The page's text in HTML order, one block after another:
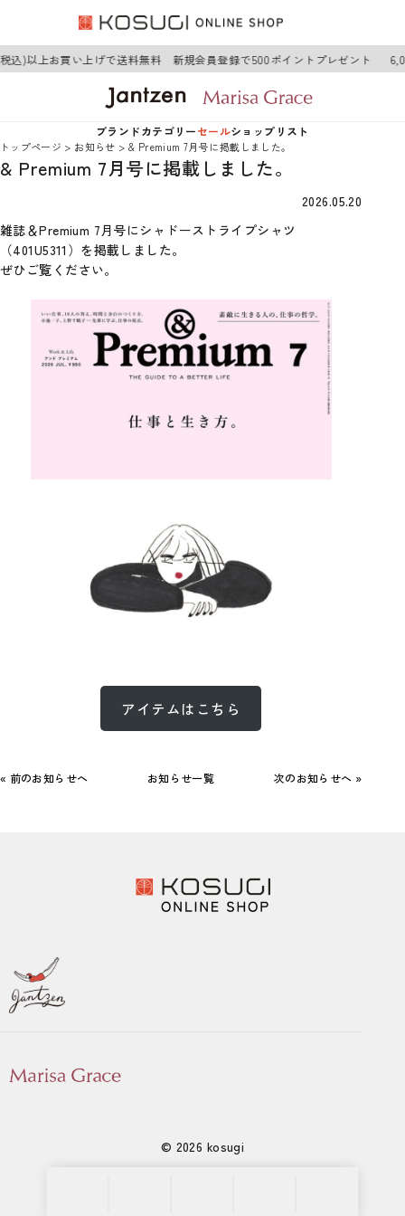
込)以上お買い上げで送料無料 新規会員登録で500ポイントプレゼント
ブランド
Jantzen
Marisa Grace
カテゴリー
アウター
トップス
ワンピース
ボトムス
グッズ
セールショップリスト
Jantzen
Marisa Grace
トップページ お知らせ & Premium 7月号に掲載しました。
& Premium 7月号に掲載しました。
2026.05.20
雑誌＆Premium 7月号にシャドーストライプシャツ
（401U5311）を掲載しました。
ぜひご覧ください。
アイテムはこちら
« 前のお知らせへ お知らせ一覧 次のお知らせへ »
© 2026 kosugi